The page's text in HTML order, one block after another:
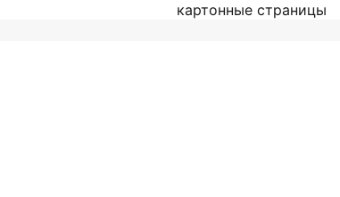
картонные страницы